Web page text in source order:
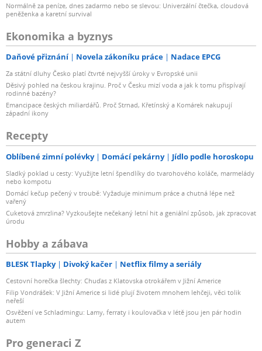
Normálně za peníze, dnes zadarmo nebo se slevou: Univerzální čtečka, cloudová
peněženka a karetní survival
Ekonomika a byznys
Daňové přiznání Novela zákoníku práce Nadace EPCG
Za státní dluhy Česko platí čtvrté nejvyšší úroky v Evropské unii
Děsivý pohled na českou krajinu. Proč v Česku mizí voda a jak k tomu přispívají
rodinné bazény?
Emancipace českých miliardářů. Proč Strnad, Křetínský a Komárek nakupují
západní ikony
Recepty
Oblíbené zimní polévky Domácí pekárny Jídlo podle horoskopu
Sladký poklad u cesty: Využijte letní špendlíky do tvarohového koláče, marmelády
nebo kompotu
Domácí kečup pečený v troubě: Vyžaduje minimum práce a chutná lépe než
vařený
Cuketová zmrzlina? Vyzkoušejte nečekaný letní hit a geniální způsob, jak zpracovat
úrodu
Hobby a zábava
BLESK Tlapky Divoký kačer Netflix filmy a seriály
Cestovní horečka šlechty: Chuďas z Klatovska otrokářem v Jižní Americe
Filip Vondrášek: V Jižní Americe si lidé plují životem mnohem lehčeji, věci tolik
neřeší
Osvěžení ve Schladmingu: Lamy, ferraty i koulovačka v létě jsou jen pár hodin
autem
Pro generaci Z